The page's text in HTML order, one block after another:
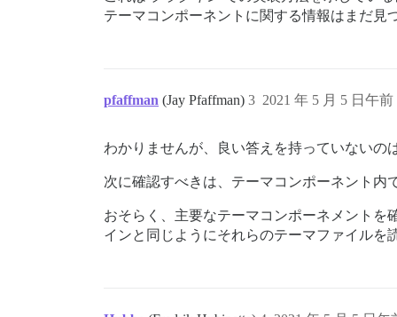
テーマコンポーネントに関する情報はまだ見
pfaffman (Jay Pfaffman) 2021 年 5 月 5 日午前
3
わかりませんが、良い答えを持っていないの
次に確認すべきは、テーマコンポーネント
おそらく、主要なテーマコンポーネメントを
インと同じようにそれらのテーマファイルを